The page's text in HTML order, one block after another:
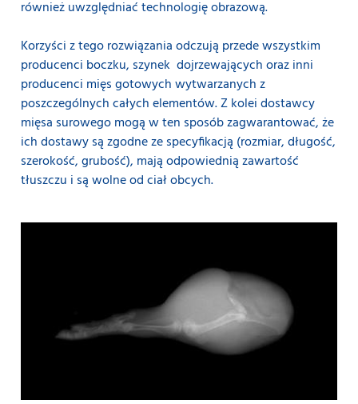
również uwzględniać technologię obrazową.
Korzyści z tego rozwiązania odczują przede wszystkim
producenci boczku, szynek dojrzewających oraz inni
producenci mięs gotowych wytwarzanych z
poszczególnych całych elementów. Z kolei dostawcy
mięsa surowego mogą w ten sposób zagwarantować, że
ich dostawy są zgodne ze specyfikacją (rozmiar, długość,
szerokość, grubość), mają odpowiednią zawartość
tłuszczu i są wolne od ciał obcych.